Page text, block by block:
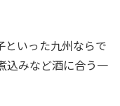
といった九州ならで
込みなど酒に合う一